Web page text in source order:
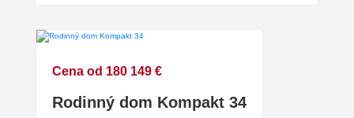
Cena od 180 149 €
Rodinný dom Kompakt 34